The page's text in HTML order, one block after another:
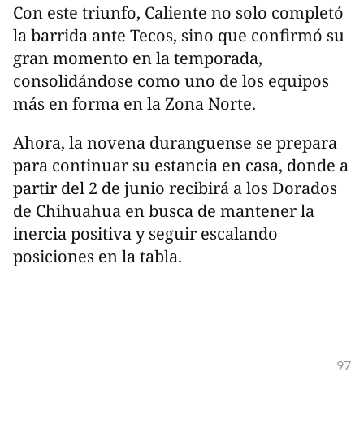
Con este triunfo, Caliente no solo completó
la barrida ante Tecos, sino que confirmó su
gran momento en la temporada,
consolidándose como uno de los equipos
más en forma en la Zona Norte.
Ahora, la novena duranguense se prepara
para continuar su estancia en casa, donde a
partir del 2 de junio recibirá a los Dorados
de Chihuahua en busca de mantener la
inercia positiva y seguir escalando
posiciones en la tabla.
97